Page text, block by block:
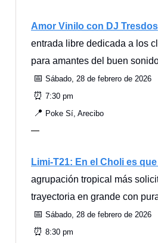
Amor Vinilo con DJ Tresdos
entrada libre dedicada a los
para amantes del buen
📅 Sábado, 28 de febrero de 2026
⏰ 7:30 pm
📍 Poke Sí, Arecibo
—
Limi‑T21: En el Choli es
agrupación tropical más
trayectoria en grande con
📅 Sábado, 28 de febrero de 2026
⏰ 8:30 pm